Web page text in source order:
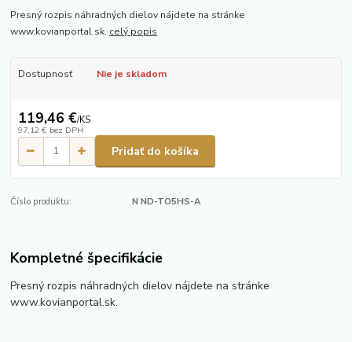
Presný rozpis náhradných dielov nájdete na stránke
www.kovianportal.sk. celý popis
Dostupnosť Nie je skladom
119,46 €/KS
97,12 € bez DPH
Pridať do košíka
Číslo produktu: N ND-TO5HS-A
Kompletné špecifikácie
Presný rozpis náhradných dielov nájdete na stránke
www.kovianportal.sk.